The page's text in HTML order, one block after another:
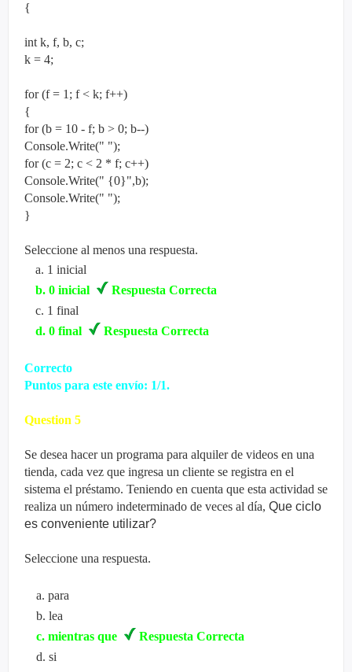
{
int k, f, b, c;
k = 4;
for (f = 1; f < k; f++)
{
for (b = 10 - f; b > 0; b--)
Console.Write(" ");
for (c = 2; c < 2 * f; c++)
Console.Write(" {0}",b);
Console.Write(" ");
}
Seleccione al menos una respuesta.
a. 1 inicial
b. 0 inicial
Respuesta Correcta
c. 1 final
d. 0 final Respuesta Correcta
Correcto
Puntos para este envío: 1/1.
Question 5
Se desea hacer un programa para alquiler de videos en una
tienda, cada vez que ingresa un cliente se registra en el
sistema el préstamo. Teniendo en cuenta que esta actividad se
realiza un número indeterminado de veces al día, Que ciclo
es conveniente utilizar?
Seleccione una respuesta.
a. para
b. lea
c. mientras que
Respuesta Correcta
d. si